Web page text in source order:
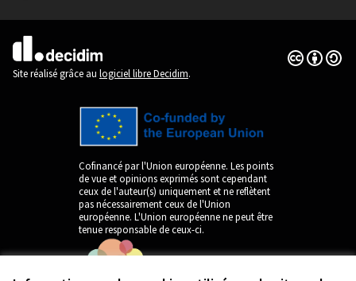
(Lien externe)
Site réalisé grâce au logiciel libre Decidim.
Licence
(Lien
Cofinancé par l'Union européenne. Les points
de vue et opinions exprimés sont cependant
ceux de l'auteur(s) uniquement et ne reflètent
pas nécessairement ceux de l'Union
européenne. L'Union européenne ne peut être
tenue responsable de ceux-ci.